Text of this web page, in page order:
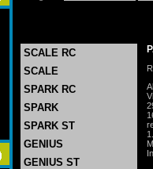
SCALE RC
SCALE
SPARK RC
SPARK
SPARK ST
GENIUS
GENIUS ST